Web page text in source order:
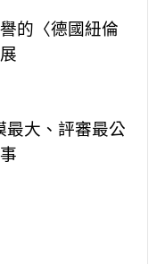
的 〈德國紐倫
最大、評審最公